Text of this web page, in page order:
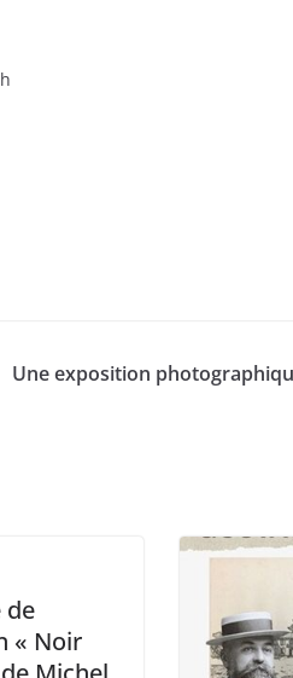
Une exposition
de
« Noir